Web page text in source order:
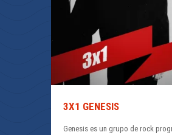
3X1 GENESIS
Genesis es un grupo de rock